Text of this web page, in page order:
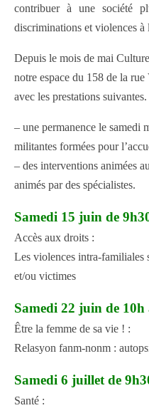
contribuer à une société
discriminations et violences à
Depuis le mois de mai
notre espace du 158 de la
avec les prestations suivantes.
– une permanence le samedi
militantes formées pour
– des interventions animées
animés par des spécialistes.
Samedi 15 juin de
Accès aux droits :
Les violences intra-familiales
et/ou victimes
Samedi 22 juin de 10h
Être la femme de sa vie ! :
Relasyon fanm-nonm :
Samedi 6 juillet de
Santé :